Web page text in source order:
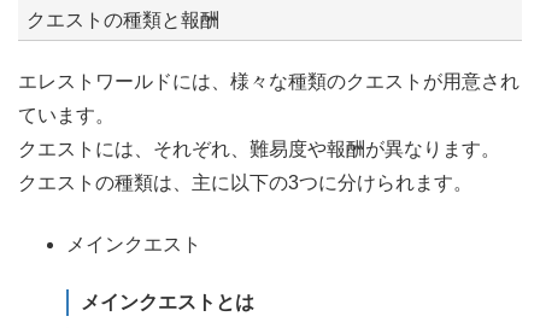
クエストの種類と報酬
エレストワールドには、様々な種類のクエストが用意され
ています。
クエストには、それぞれ、難易度や報酬が異なります。
クエストの種類は、主に以下の3つに分けられます。
メインクエスト
メインクエストとは